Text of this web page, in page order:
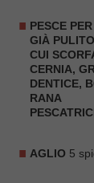
PESCE
GIÀ
CUI
CERNIA,
DENTICE,
RANA
AGLIO 5